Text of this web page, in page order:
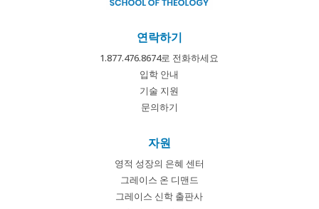
연락하기
1.877.476.8674로 전화하세요
입학 안내
기술 지원
문의하기
자원
영적 성장의 은혜 센터
그레이스 온 디맨드
그레이스 신학 출판사